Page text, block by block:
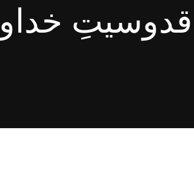
قدوسیتِ